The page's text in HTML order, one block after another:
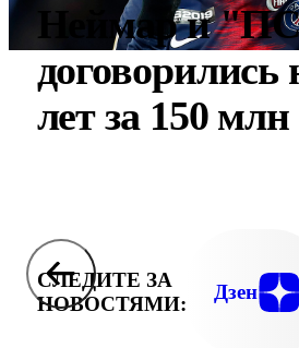
Неймар и
договорились
лет за 150 млн
СЛЕДИТЕ ЗА
НОВОСТЯМИ:
Дзен